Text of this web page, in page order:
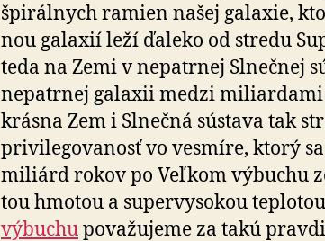
špirálnych ramien našej galaxie,
nou galaxií leží ďaleko od stredu
teda na Zemi v nepatrnej Slnečnej
nepatrnej galaxii medzi miliardami
krásna Zem i Slnečná sústava tak
privilegovanosť vo vesmíre, ktorý
miliárd rokov po Veľkom výbuchu
tou hmotou a supervysokou
výbuchupovažujeme za takú